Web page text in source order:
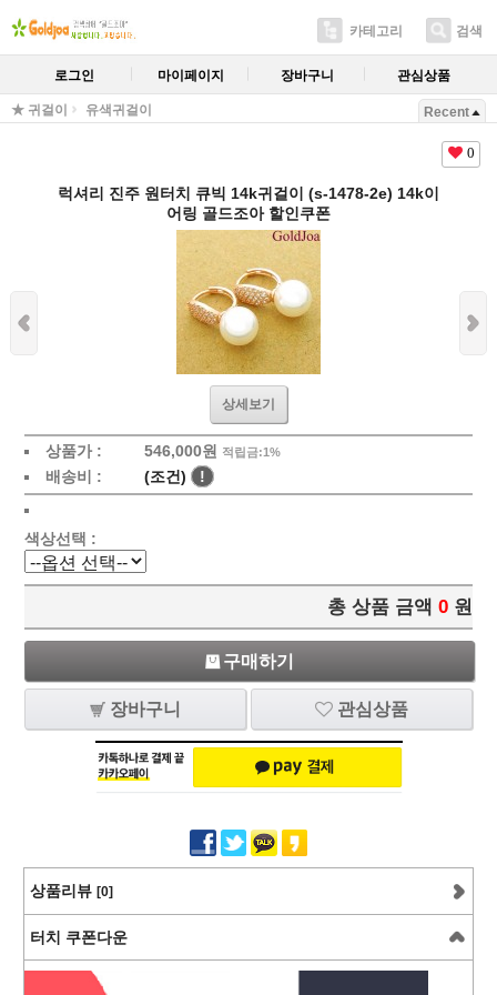
카테고리 검색
로그인 마이페이지 장바구니 관심상품
★ 귀걸이 유색귀걸이 Recent
0
럭셔리 진주 원터치 큐빅 14k귀걸이 (s-1478-2e) 14k이
어링 골드조아 할인쿠폰
상세보기
상품가 : 546,000원 적립금:1%
배송비 : (조건) !
색상선택 :
총 상품 금액 0 원
구매하기
장바구니 관심상품
상품리뷰 [0]
터치 쿠폰다운